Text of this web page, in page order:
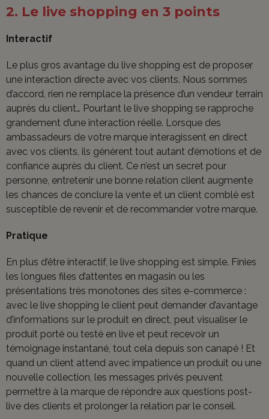
2. Le live shopping en 3 points
Interactif
Le plus gros avantage du live shopping est de proposer
une interaction directe avec vos clients. Nous sommes
d’accord, rien ne remplace la présence d’un vendeur terrain
auprès du client… Pourtant le live shopping se rapproche
grandement d’une interaction réelle. Lorsque des
ambassadeurs de votre marque interagissent en direct
avec vos clients, ils génèrent tout autant d’émotions et de
confiance auprès du client. Ce n’est un secret pour
personne, entretenir une bonne relation client augmente
les chances de conclure la vente et un client comblé est
susceptible de revenir et de recommander votre marque.
Pratique
En plus d’être interactif, le live shopping est simple. Finies
les longues files d’attentes en magasin ou les
présentations très monotones des sites e-commerce :
avec le live shopping le client peut demander d’avantage
d’informations sur le produit en direct, peut visualiser le
produit porté ou testé en live et peut recevoir un
témoignage instantané, tout cela depuis son canapé ! Et
quand un client attend avec impatience un produit ou une
nouvelle collection, les messages privés peuvent
permettre à la marque de répondre aux questions post-
live des clients et prolonger la relation par le conseil.